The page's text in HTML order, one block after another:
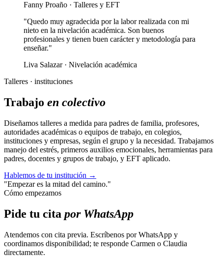
Fanny Proaño · Talleres y EFT
"Quedo muy agradecida por la labor realizada con mi
nieto en la nivelación académica. Son buenos
profesionales y tienen buen carácter y metodología para
enseñar."
Liva Salazar · Nivelación académica
Talleres · instituciones
Trabajo en colectivo
Diseñamos talleres a medida para padres de familia, profesores,
autoridades académicas o equipos de trabajo, en colegios,
instituciones y empresas, según el grupo y la necesidad. Trabajamos
manejo del estrés, primeros auxilios emocionales, herramientas para
padres, docentes y grupos de trabajo, y EFT aplicado.
Hablemos de tu institución →
"Empezar es la mitad del camino."
Cómo empezamos
Pide tu cita por WhatsApp
Atendemos con cita previa. Escríbenos por WhatsApp y
coordinamos disponibilidad; te responde Carmen o Claudia
directamente.